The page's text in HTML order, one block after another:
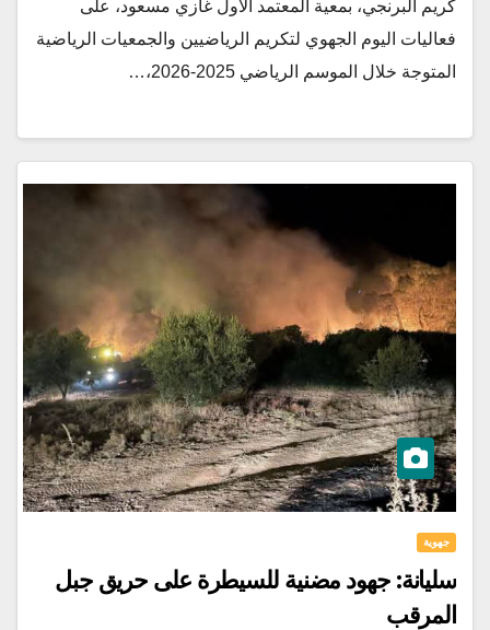
كريم البرنجي، بمعية المعتمد الأول غازي مسعود، على
فعاليات اليوم الجهوي لتكريم الرياضيين والجمعيات الرياضية
المتوجة خلال الموسم الرياضي 2025-2026،…
جهوية
سليانة: جهود مضنية للسيطرة على حريق جبل
المرقب